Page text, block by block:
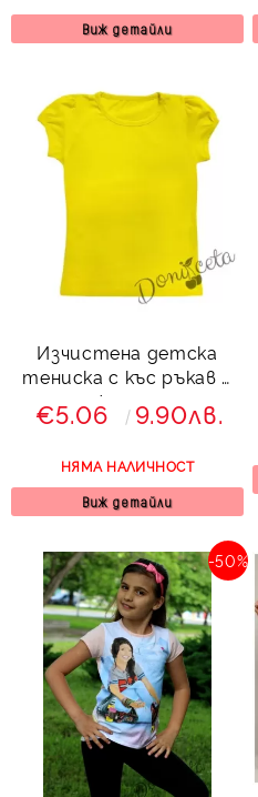
Виж детайли
Изчистена детска
тениска с къс ръкав в
жълто
€5.06 9.90лв.
НЯМА НАЛИЧНОСТ
Виж детайли
-50%